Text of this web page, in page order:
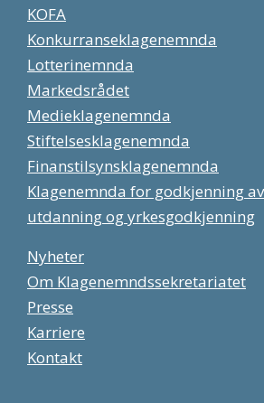
KOFA
Konkurranseklagenemnda
Lotterinemnda
Markedsrådet
Medieklagenemnda
Stiftelsesklagenemnda
Finanstilsynsklagenemnda
Klagenemnda for godkjenning
utdanning og yrkesgodkjenning
Nyheter
Om Klagenemndssekretariatet
Presse
Karriere
Kontakt